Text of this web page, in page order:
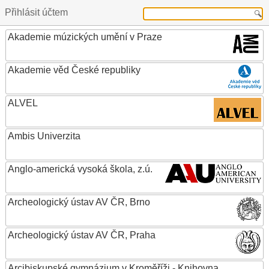
Přihlásit účtem
Akademie múzických umění v Praze
Akademie věd České republiky
ALVEL
Ambis Univerzita
Anglo-americká vysoká škola, z.ú.
Archeologický ústav AV ČR, Brno
Archeologický ústav AV ČR, Praha